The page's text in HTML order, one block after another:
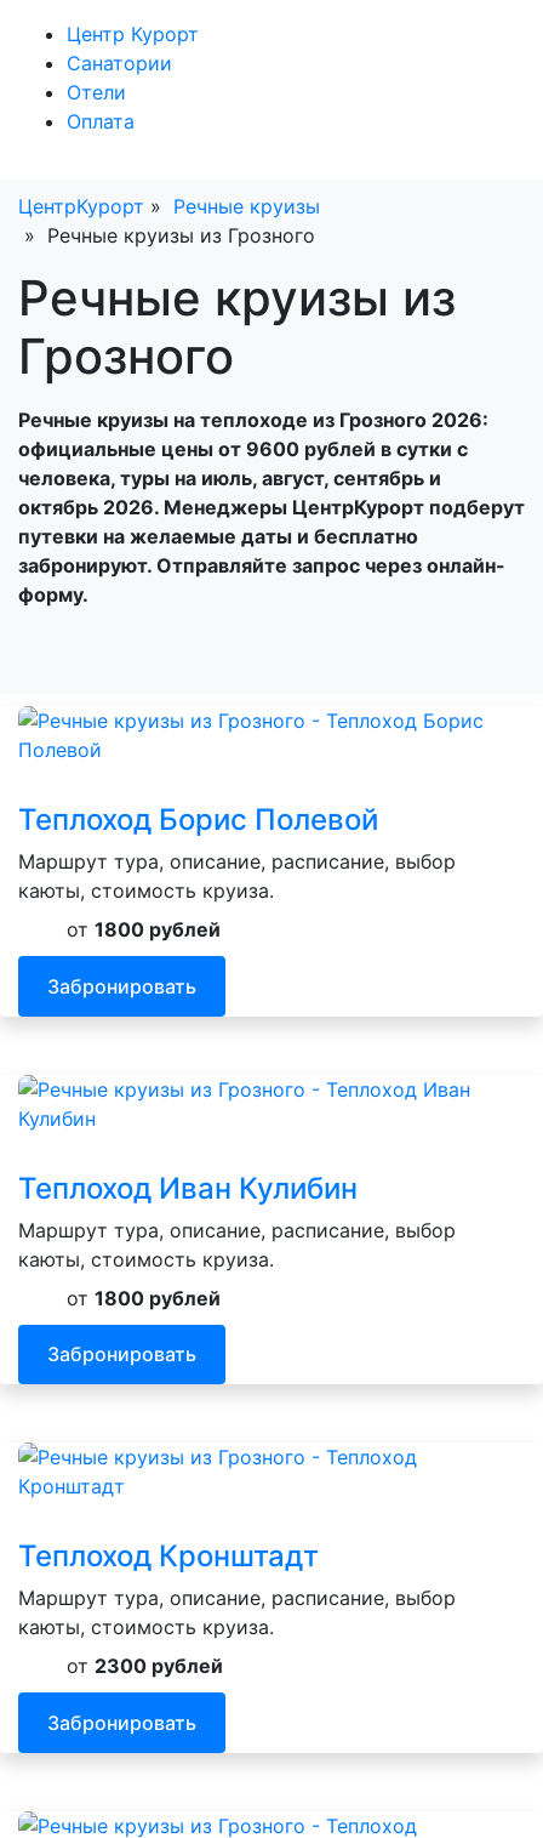
Центр Курорт
Санатории
Отели
Оплата
ЦентрКурорт
Речные круизы
Речные круизы из Грозного
Речные круизы из
Грозного
Речные круизы на теплоходе из Грозного 2026:
официальные цены от 9600 рублей в сутки с
человека, туры на июль, август, сентябрь и
октябрь 2026. Менеджеры ЦентрКурорт подберут
путевки на желаемые даты и бесплатно
забронируют. Отправляйте запрос через онлайн-
форму.
Теплоход Борис Полевой
Маршрут тура, описание, расписание, выбор
каюты, стоимость круиза.
от 1800 рублей
Забронировать
Теплоход Иван Кулибин
Маршрут тура, описание, расписание, выбор
каюты, стоимость круиза.
от 1800 рублей
Забронировать
Теплоход Кронштадт
Маршрут тура, описание, расписание, выбор
каюты, стоимость круиза.
от 2300 рублей
Забронировать